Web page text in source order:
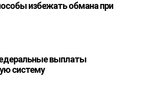
избежать обмана при
выплаты
систему